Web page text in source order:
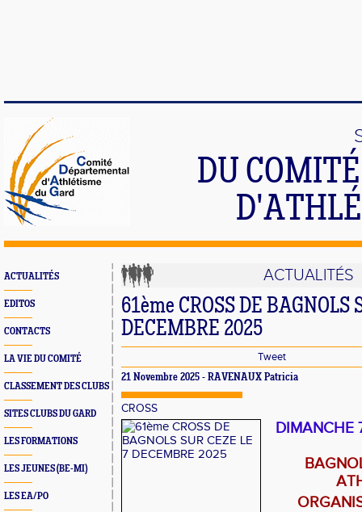
DU
ACTUALITÉS
EDITOS
CONTACTS
LA VIE DU COMITÉ
CLASSEMENT DES CLUBS
SITES CLUBS DU GARD
LES FORMATIONS
LES JEUNES (BE-MI)
LES EA/PO
ACTUALITÉS
61ème CROSS DE BAGNOLS
DECEMBRE 2025
Tweet
21 Novembre 2025 - RAVENAUX Patricia
CROSS
DIMANCHE